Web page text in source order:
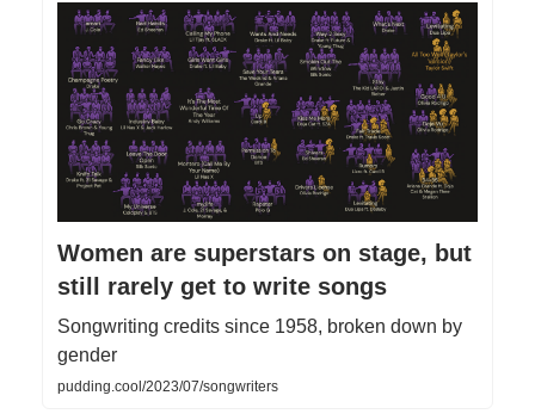
Women are superstars on stage, but
still rarely get to write songs
Songwriting credits since 1958, broken down by
gender
pudding.cool/2023/07/songwriters